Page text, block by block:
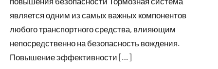
является одним из самых важных компонентов
любого транспортного средства, влияющим
непосредственно на безопасность вождения.
Повышение эффективности […]